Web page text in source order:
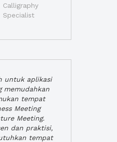
Calligraphy
Specialist
untuk aplikasi
memudahkan
tempat
Meeting
Meeting.
dan praktisi,
tempat